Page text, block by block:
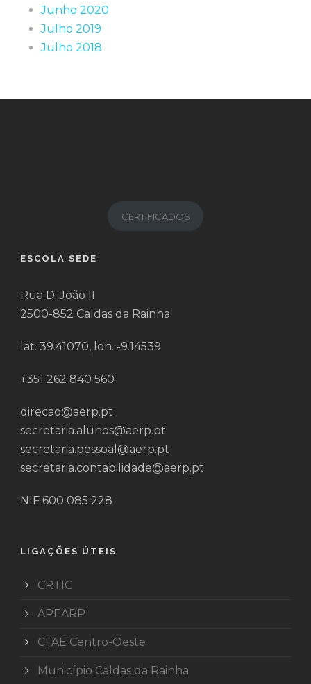
Junho 2020
Julho 2019
Julho 2018
CERTIFICADOS
ESCOLA SEDE
Rua D. João II
2500-852 Caldas da Rainha
lat. 39.41070, lon. -9.14539
+351 262 840 560
direcao@aerp.pt
secretaria.alunos@aerp.pt
secretaria.pessoal@aerp.pt
secretaria.contabilidade@aerp.pt
NIF 600 085 228
LIGAÇÕES ÚTEIS
CRTIC
APEARP
CFAE Centro-Oeste
Município Caldas da Rainha